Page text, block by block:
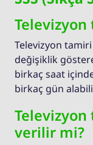
Televizyon
değişiklik
birkaç saat
birkaç gün
verilir mi?